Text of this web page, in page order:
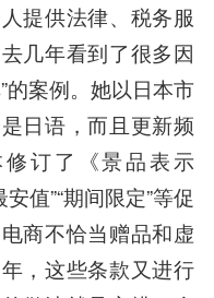
提供法律、税务服
几年看到了很多因
的案例。她以日本市
日语，而且更新频
订了《景品表示
值”“期间限定”等促
商不恰当赠品和虚
，这些条款又进行